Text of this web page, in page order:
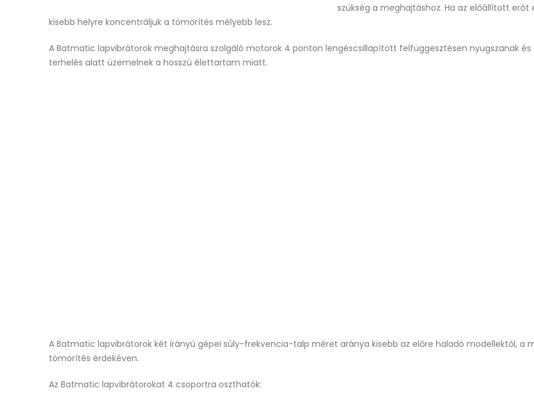
szükség a meghajtáshoz. Ha az előállított erőt
kisebb helyre koncentráljuk a tömörítés mélyebb lesz.
A Batmatic lapvibrátorok meghajtásra szolgáló motorok 4 ponton lengéscsillapított felfüggesztésen nyugszanak és
terhelés alatt üzemelnek a hosszú élettartam miatt.
A Batmatic lapvibrátorok két irányú gépei súly-frekvencia-talp méret aránya kisebb az előre haladó modellektől, a
tömörítés érdekéven.
Az Batmatic lapvibrátorokat 4 csoportra oszthatók: